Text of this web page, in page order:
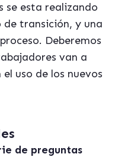
se esta realizando
transición, y una
Deberemos
van a
uso de los nuevos
de preguntas